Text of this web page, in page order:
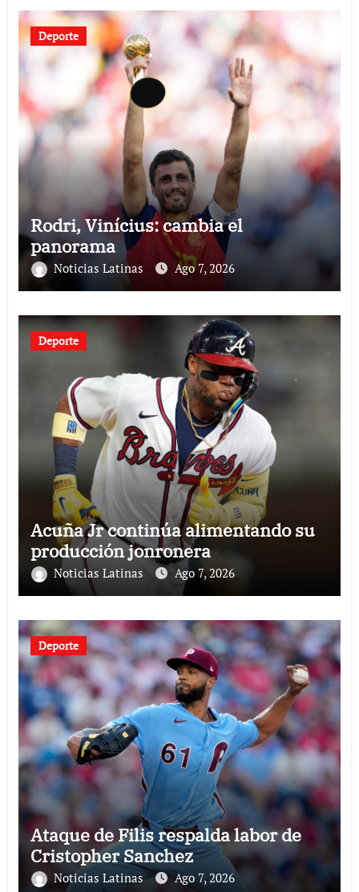
Deporte
Rodri, Vinícius: cambia el
panorama
Noticias Latinas Ago 7, 2026
Deporte
Acuña Jr continúa alimentando su
producción jonronera
Noticias Latinas Ago 7, 2026
Deporte
Ataque de Filis respalda labor de
Cristopher Sanchez
Noticias Latinas Ago 7, 2026